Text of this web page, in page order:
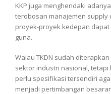
KKP juga menghendaki
terobosan manajemen supply
proyek-proyek kedepan
guna.
Walau TKDN sudah
sektor industri nasional,
perlu spesifikasi tersendiri
menjadi pertimbangan